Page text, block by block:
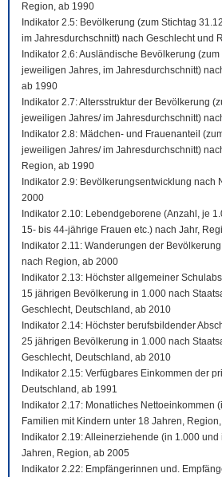
Region, ab 1990
Indikator 2.5: Bevölkerung (zum Stichtag
im Jahresdurchschnitt) nach Geschlecht und
Indikator 2.6: Ausländische Bevölkerung
jeweiligen Jahres, im Jahresdurchschnitt)
ab 1990
Indikator 2.7: Altersstruktur der Bevölkerung
jeweiligen Jahres/ im Jahresdurchschnitt)
Indikator 2.8: Mädchen- und Frauenanteil
jeweiligen Jahres/ im Jahresdurchschnitt)
Region, ab 1990
Indikator 2.9: Bevölkerungsentwicklung nach
2000
Indikator 2.10: Lebendgeborene (Anzahl, je
15- bis 44-jährige Frauen etc.) nach Jahr,
Indikator 2.11: Wanderungen der
nach Region, ab 2000
Indikator 2.13: Höchster allgemeiner
15 jährigen Bevölkerung in 1.000 nach
Geschlecht, Deutschland, ab 2010
Indikator 2.14: Höchster berufsbildender
25 jährigen Bevölkerung in 1.000 nach
Geschlecht, Deutschland, ab 2010
Indikator 2.15: Verfügbares Einkommen der
Deutschland, ab 1991
Indikator 2.17: Monatliches Nettoeinkommen
Familien mit Kindern unter 18 Jahren,
Indikator 2.19: Alleinerziehende (in 1.000
Jahren, Region, ab 2005
Indikator 2.22: Empfängerinnen und.